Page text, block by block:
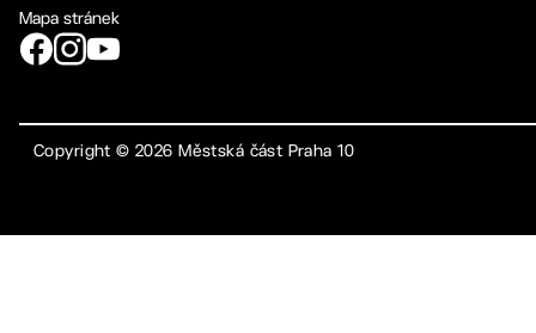
Mapa stránek
Copyright ©2026 Městská část Praha 10